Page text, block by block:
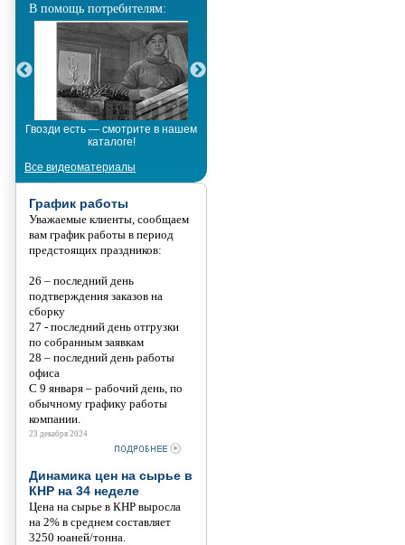
В помощь потребителям:
Гвозди есть — смотрите в нашем
каталоге!
Все видеоматериалы
График работы
Уважаемые клиенты, сообщаем
вам график работы в период
предстоящих праздников:
26 – последний день
подтверждения заказов на
сборку
27 - последний день отгрузки
по собранным заявкам
28 – последний день работы
офиса
С 9 января – рабочий день, по
обычному графику работы
компании.
23 декабря 2024
Динамика цен на сырье в
КНР на 34 неделе
Цена на сырье в КНР выросла
на 2% в среднем составляет
3250 юаней/тонна.